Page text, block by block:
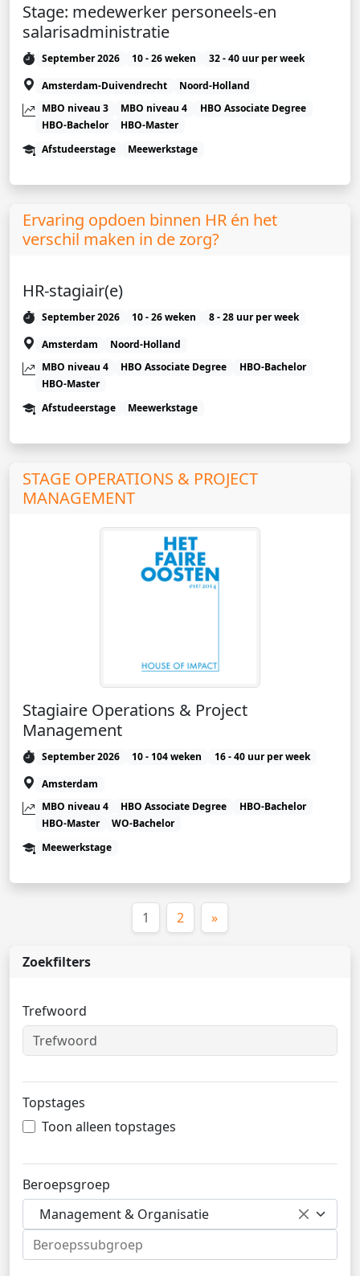
Zoekfilters
Trefwoord
Topstages
Toon alleen topstages
Beroepsgroep
Management & Organisatie
Stage: medewerker personeels-en
salarisadministratie
September 2026 10 - 26 weken
32 - 40 uur per week
Amsterdam-Duivendrecht
Noord-Holland
MBO niveau 3
MBO niveau 4
HBO Associate Degree
HBO-Bachelor
HBO-Master
Afstudeerstage
Meewerkstage
Ervaring opdoen binnen HR én het
verschil maken in de zorg?
HR-stagiair(e)
September 2026 10 - 26 weken
8 - 28 uur per week
Amsterdam
Noord-Holland
MBO niveau 4
HBO Associate Degree
HBO-Bachelor
HBO-Master
Afstudeerstage
Meewerkstage
STAGE OPERATIONS & PROJECT
MANAGEMENT
Stagiaire Operations & Project
Management
September 2026 10 - 104 weken
16 - 40 uur per week
Amsterdam
MBO niveau 4
HBO Associate Degree
HBO-Bachelor
HBO-Master
WO-Bachelor
Meewerkstage
1 (huidige)
2 »